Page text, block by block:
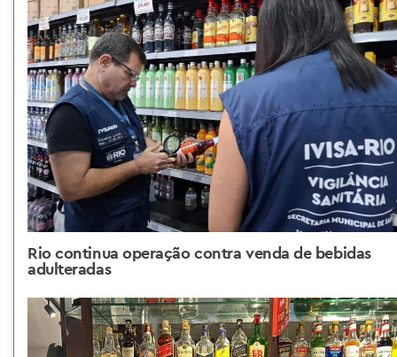
Rio continua operação contra venda de bebidas
adulteradas